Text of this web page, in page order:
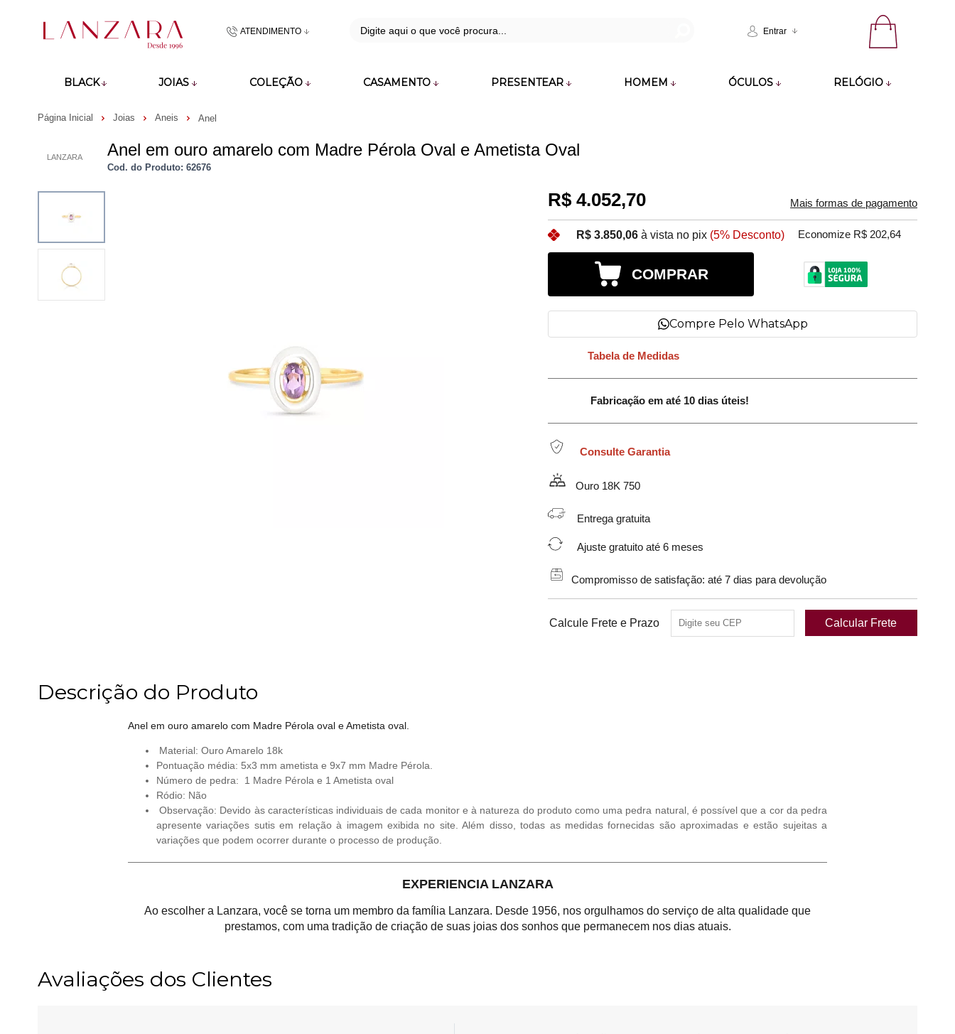
ATENDIMENTO
(48)991860142
Entrar
BLACK JOIAS COLEÇÃO CASAMENTO PRESENTEAR HOMEM ÓCULOS RELÓGIO
Página Inicial Joias Aneis Anel
LANZARA Anel em ouro amarelo com Madre Pérola Oval e Ametista Oval
Cod. do Produto: 62676
R$ 4.052,70 Mais formas de pagamento
R$ 3.850,06à vista no pix (5% Desconto) Economize R$ 202,64
COMPRAR
Compre Pelo WhatsApp
Tabela de Medidas
Fabricação em até 10 dias úteis!
Consulte Garantia
Ouro 18K 750
Entrega gratuita
Ajuste gratuito até 6 meses
Compromisso de satisfação: até 7 dias para devolução
Calcule Frete e Prazo
Descrição do Produto
Anel em ouro amarelo com Madre Pérola oval e Ametista oval.
Material: Ouro Amarelo 18k
Pontuação média: 5x3 mm ametista e 9x7 mm Madre Pérola.
Número de pedra: 1 Madre Pérola e 1 Ametista oval
Ródio: Não
Observação: Devido às características individuais de cada monitor e à natureza do produto como uma pedra natural, é possível que a cor da pedra
apresente variações sutis em relação à imagem exibida no site. Além disso, todas as medidas fornecidas são aproximadas e estão sujeitas a
variações que podem ocorrer durante o processo de produção.
EXPERIENCIA LANZARA
Ao escolher a Lanzara, você se torna um membro da família Lanzara. Desde 1956, nos orgulhamos do serviço de alta qualidade que
prestamos, com uma tradição de criação de suas joias dos sonhos que permanecem nos dias atuais.
Avaliações dos Clientes